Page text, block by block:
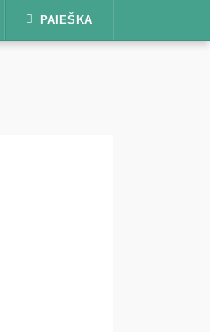
PAIEŠKA